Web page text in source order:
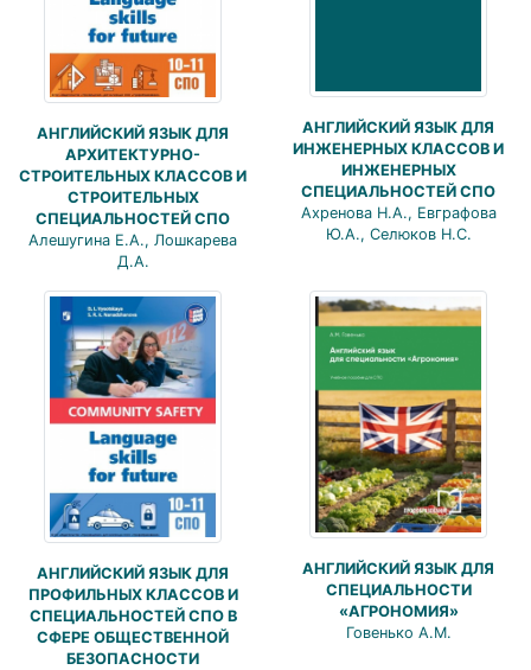
АНГЛИЙСКИЙ ЯЗЫК ДЛЯ
АРХИТЕКТУРНО-
СТРОИТЕЛЬНЫХ КЛАССОВ И
СТРОИТЕЛЬНЫХ
СПЕЦИАЛЬНОСТЕЙ СПО
Алешугина Е.А., Лошкарева
Д.А.
АНГЛИЙСКИЙ ЯЗЫК ДЛЯ
ИНЖЕНЕРНЫХ КЛАССОВ И
ИНЖЕНЕРНЫХ
СПЕЦИАЛЬНОСТЕЙ СПО
Ахренова Н.А., Евграфова
Ю.А., Селюков Н.С.
АНГЛИЙСКИЙ ЯЗЫК ДЛЯ
ПРОФИЛЬНЫХ КЛАССОВ И
СПЕЦИАЛЬНОСТЕЙ СПО В
СФЕРЕ ОБЩЕСТВЕННОЙ
БЕЗОПАСНОСТИ
АНГЛИЙСКИЙ ЯЗЫК ДЛЯ
СПЕЦИАЛЬНОСТИ
«АГРОНОМИЯ»
Говенько А.М.